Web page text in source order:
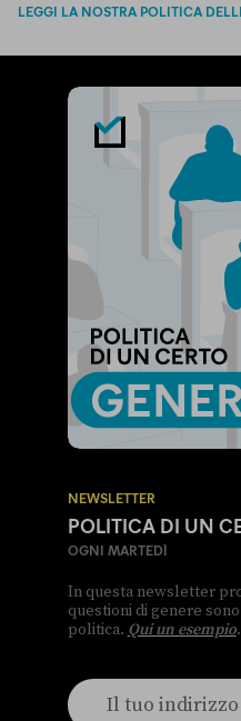
LEGGI LA NOSTRA POLITICA
NEWSLETTER
POLITICA DI UN
OGNI MARTEDÌ
In questa newsletter
questioni di genere
politica. Qui un esempio.